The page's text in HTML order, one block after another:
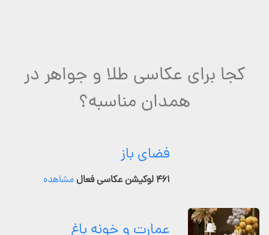
کجا برای عکاسی طلا و جواهر در
همدان مناسبه؟
فضای باز
۴۶۱ لوکیشن عکاسی فعال مشاهده
عمارت و خونه باغ